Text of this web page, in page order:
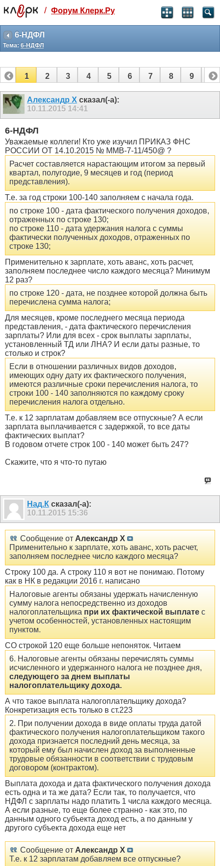
Святые угодники, Клерк без рекламы
прекрасен:)
месяц
3 месяца
259 ₽
-10%
полгода
499 ₽
-15%
Отмена Оплатить
/ Форум Клерк.Ру
6-НДФЛ
Тема: 6-НДФЛ
1 2 3 4 5 6 7 8 9 10
11 13 15
Александр Х сказал(-а):
10.11.2015 14:41
6-НДФЛ
Уважаемые коллеги! Кто уже изучил ПРИКАЗ ФНС
РОССИИ ОТ 14.10.2015 № ММВ-7-11/450@ ?
Расчет составляется нарастающим итогом за первый
квартал, полугодие, 9 месяцев и год (период
представления).
Т.е. за год строки 100-140 заполняем с начала года.
по строке 100 - дата фактического получения доходов,
отраженных по строке 130;
по строке 110 - дата удержания налога с суммы
фактически полученных доходов, отраженных по
строке 130;
Применительно к зарплате, хоть аванс, хоть расчет,
заполняем последнее число каждого месяца? Минимум
12 раз?
по строке 120 - дата, не позднее которой должна быть
перечислена сумма налога;
Для месяцев, кроме последнего месяца периода
представления, - дата фактического перечисления
зарплаты? Или для всех - срок выплаты зарплаты,
установленный ТД или ЛНА? И если даты разные, то
столько и строк?
Если в отношении различных видов доходов,
имеющих одну дату их фактического получения,
имеются различные сроки перечисления налога, то
строки 100 - 140 заполняются по каждому сроку
перечисления налога отдельно.
Т.е. к 12 зарплатам добавляем все отпускные? А если
зарплата выплачивается с задержкой, то все даты
фактических выплат?
В годовом отчете строк 100 - 140 может быть 247?
Скажите, что я что-то путаю
Над.К сказал(-а):
10.11.2015 15:36
Сообщение от Александр Х
Применительно к зарплате, хоть аванс, хоть расчет,
заполняем последнее число каждого месяца?
Строку 100 да. А строку 110 я вот не понимаю. Потому
как в НК в редакции 2016 г. написано
Налоговые агенты обязаны удержать начисленную
сумму налога непосредственно из доходов
налогоплательщика при их фактической выплате с
учетом особенностей, установленных настоящим
пунктом.
СО строкой 120 еще больше непоняток. Читаем
6. Налоговые агенты обязаны перечислять суммы
исчисленного и удержанного налога не позднее дня,
следующего за днем выплаты
налогоплательщику дохода.
А что такое выплата налогоплательщику дохода?
Конкретизация есть только в ст.223
2. При получении дохода в виде оплаты труда датой
фактического получения налогоплательщиком такого
дохода признается последний день месяца, за
который ему был начислен доход за выполненные
трудовые обязанности в соответствии с трудовым
договором (контрактом).
Выплата дохода и дата фактического получения дохода
есть одна и та же дата? Если так, то получается, что
НДФЛ с зарплаты надо платить 1 числа каждого месяца.
А если разные, то еще более странно - как это, по
данным одного субъекта доход есть, а по данным у
другого субъекта дохода еще нет
Сообщение от Александр Х
Т.е. к 12 зарплатам добавляем все отпускные?